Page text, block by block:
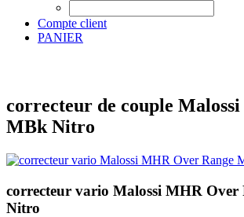
Compte client
PANIER
correcteur de couple
MBk Nitro
correcteur vario Malossi MHR Over
Nitro